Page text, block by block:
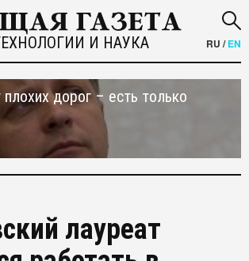
И НАУКА RU /EN
дорог – есть только
лауреат